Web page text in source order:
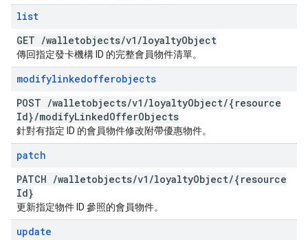
list
GET /walletobjects/v1 /loyaltyObject
傳回指定發卡機構 ID 的完整會員物件清單。
modifylinkedofferobjects
POST /walletobjects/v1 /loyaltyObject/{resource
Id}/modifyLinkedOfferObjects
針對有指定 ID 的會員物件修改附帶優惠物件。
patch
PATCH /walletobjects/v1 /loyaltyObject/{resource
Id}
更新指定物件 ID 參照的會員物件。
update